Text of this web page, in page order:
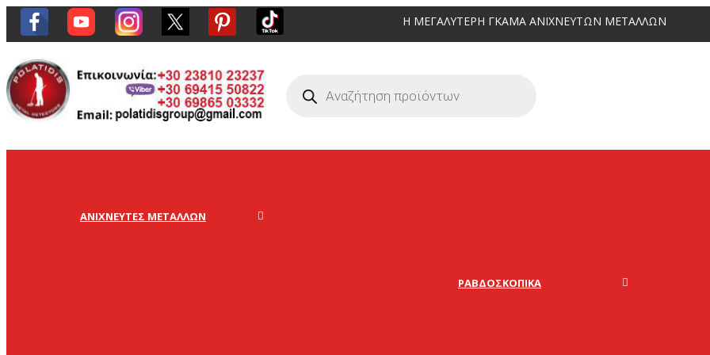
Η ΜΕΓΑΛΥΤΕΡΗ ΓΚΑΜΑ ΑΝΙΧΝΕΥΤΩΝ ΜΕΤΑΛΛΩΝ
ΑΝΙΧΝΕΥΤΈΣ ΜΕΤΆΛΛΩΝ
ΡΑΒΔΟΣΚΟΠΙΚΆ